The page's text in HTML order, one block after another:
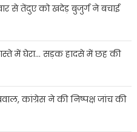
से तेंदुए को खदेड़ बुजुर्ग ने बचाई
में घेरा… सड़क हादसे में छह की
कांग्रेस ने की निष्पक्ष जांच की